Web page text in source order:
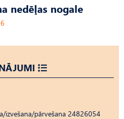
nedēļas nogale
izvešana/pārvešana 24826054